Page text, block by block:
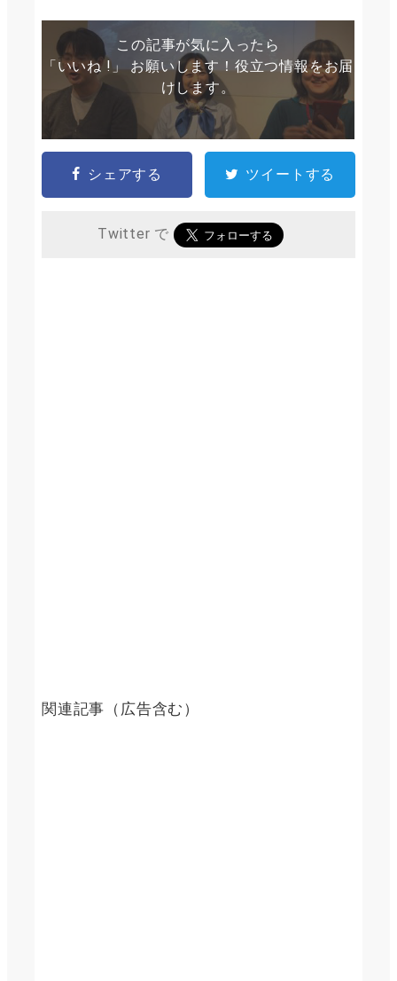
この記事が気に入ったら
「いいね !」 お願いします！役立つ情報をお届
けします。
シェアする ツイートする
Twitter で
関連記事（広告含む）